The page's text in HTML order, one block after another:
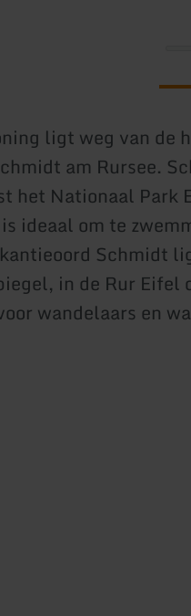
ligt weg van de
am Rursee.
het Nationaal Park
ideaal om te
Schmidt
in de Rur Eifel
wandelaars en